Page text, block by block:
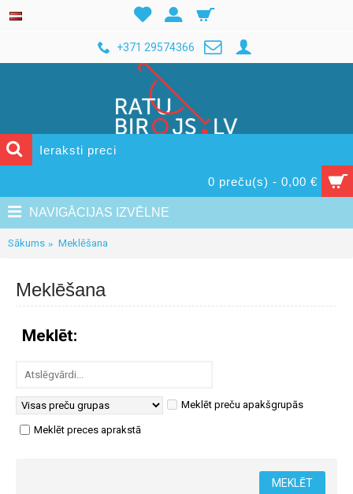
+371 29574366
0 preču(s) - 0,00 €
NAVIGĀCIJAS IZVĒLNE
Sākums Meklēšana
Meklēšana
Meklēt:
Meklēt preču apakšgrupās
Meklēt preces aprakstā